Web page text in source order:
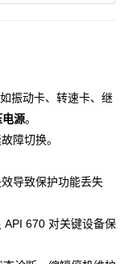
振动卡、转速卡、继
电源。
障切换。
导致保护功能丢失
API 670 对关键设备保